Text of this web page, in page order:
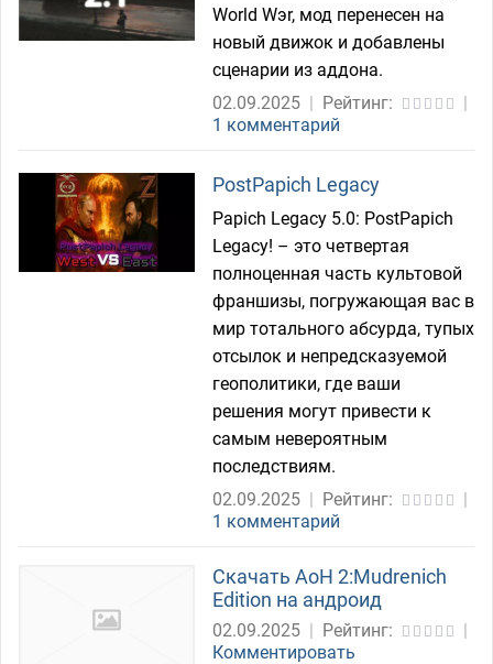
World Wэr, мод перенесен на
новый движок и добавлены
сценарии из аддона.
02.09.2025 | Рейтинг:
|
1 комментарий
PostPapich Legacy
Papich Legacy 5.0: PostPapich
Legacy! – это четвертая
полноценная часть культовой
франшизы, погружающая вас в
мир тотального абсурда, тупых
отсылок и непредсказуемой
геополитики, где ваши
решения могут привести к
самым невероятным
последствиям.
02.09.2025 | Рейтинг:
|
1 комментарий
Скачать AoH 2:Mudrenich
Edition на андроид
02.09.2025 | Рейтинг:
|
Комментировать